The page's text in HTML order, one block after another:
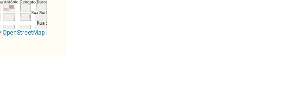
OpenStreetMap